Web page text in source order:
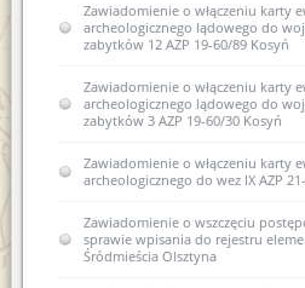
Zawiadomienie o włączeniu karty
archeologicznego lądowego do
zabytków 12 AZP 19-60/89 Kosyń
Zawiadomienie o włączeniu karty
archeologicznego lądowego do
zabytków 3 AZP 19-60/30 Kosyń
Zawiadomienie o włączeniu karty
archeologicznego do wez IX AZP
Zawiadomienie o wszczęciu
sprawie wpisania do rejestru
Śródmieścia Olsztyna